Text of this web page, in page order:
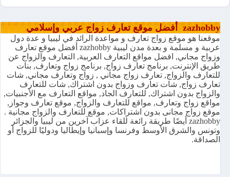
zazhobby أفضل موقع تعارف زواج عربي وإسلامي
موقعنا هو موقع زواج تعارف و مواعدة الرائد في ليبيا و عدة دول
عربية و مسلمة و بعدة مدن ليبية zazhobby أفضل موقع تعارف
وزواج مجاني, افضل مواقع التعارف العربية, التعارف والزواج عن
طريق الإنترنت, برنامج تعارف زواج, برنامج زواج وتعارف, بنات
للتعارف والزواج, تعارف زواج مجاني , زواج وتعارف مجاني, شات
تعارف زواج, شات تعارف وزواج بدون اشتراك, شات للتعارف
والزواج بدون اشتراك, للتعارف الجاد, مواقع التعارف مع الأجنبيات,
مواقع زواج وتعارف, مواقع للتعارف والزواج, موقع تعارف وجواز,
موقع زواج مجانى بدون اشتراكات, موقع للتعارف والزواج مجانية .
zazhobby أيضًا طريقة رائعة للقاء عزاب آخرين من ليبيا والجزائر
وتونس والشرق الأوسط وفرنسا وإسبانيا وإيطاليا ودوليًا للزواج أو
الصداقة.